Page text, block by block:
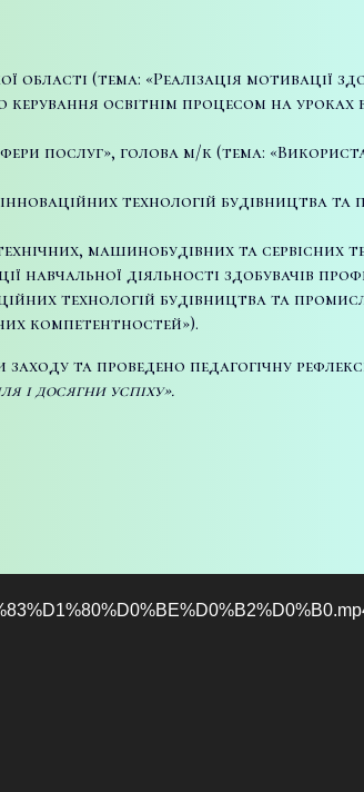
(тема: «Реалізація мотивації
освітнім процесом на
послуг», голова м/к (тема:
технологій будівництва та
машинобудівних та сервісних
навчальної діяльності здобувачів
технологій будівництва та
компетентностей»).
та проведено педагогічну
і досягни успіху».